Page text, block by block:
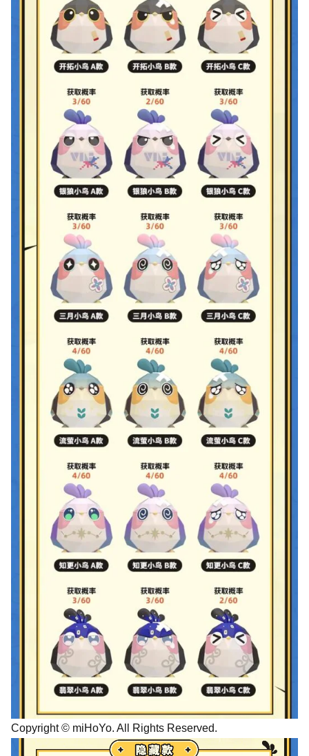
Copyright © miHoYo. All Rights Reserved.